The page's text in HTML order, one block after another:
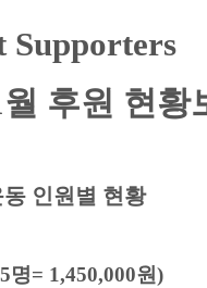
Supporters
월 후원 현황
인원별 현황
명= 1,450,000원)